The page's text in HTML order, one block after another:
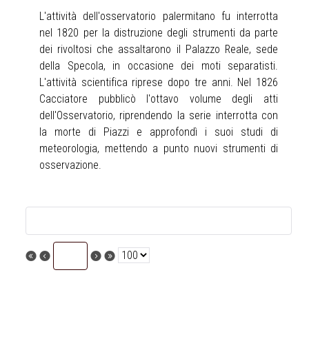
L'attività dell'osservatorio palermitano fu interrotta
nel 1820 per la distruzione degli strumenti da parte
dei rivoltosi che assaltarono il Palazzo Reale, sede
della Specola, in occasione dei moti separatisti.
L'attività scientifica riprese dopo tre anni. Nel 1826
Cacciatore pubblicò l'ottavo volume degli atti
dell'Osservatorio, riprendendo la serie interrotta con
la morte di Piazzi e approfondì i suoi studi di
meteorologia, mettendo a punto nuovi strumenti di
osservazione.